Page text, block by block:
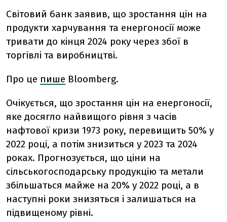
Світовий банк заявив, що зростання цін на
продукти харчування та енергоносії може
тривати до кінця 2024 року через збої в
торгівлі та виробництві.
Про це пише Bloomberg.
Очікується, що зростання цін на енергоносії,
яке досягло найвищого рівня з часів
нафтової кризи 1973 року, перевищить 50% у
2022 році, а потім знизиться у 2023 та 2024
роках. Прогнозується, що ціни на
сільськогосподарську продукцію та метали
збільшаться майже на 20% у 2022 році, а в
наступні роки знизяться і залишаться на
підвищеному рівні.